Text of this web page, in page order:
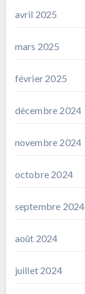
avril 2025
mars 2025
février 2025
décembre 2024
novembre 2024
octobre 2024
septembre 2024
août 2024
juillet 2024